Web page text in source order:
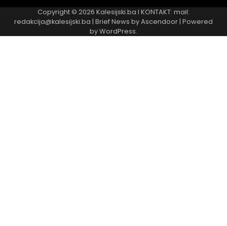
Copyright © 2026 Kalesijski.ba I KONTAKT: mail:
redakcija@kalesijski.ba | Brief News byAscendoor| Powered
byWordPress.